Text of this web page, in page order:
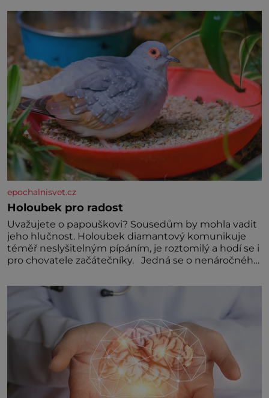
jednoduchost, měkkost a bezpečí, proto by pokoj
miminka měl působit především klidně a útulně.
Předškolní věk je
epochalnisvet.cz
Holoubek pro radost
Uvažujete o papouškovi? Sousedům by mohla vadit
jeho hlučnost. Holoubek diamantový komunikuje
téměř neslyšitelným pípáním, je roztomilý a hodí se i
pro chovatele začátečníky. Jedná se o nenáročného
Hodně času tráví na zemi, kde sbírá zbytky semínek
Jeho domovinou je prakticky celá Austrálie s
výjimkou pobřežní oblasti.